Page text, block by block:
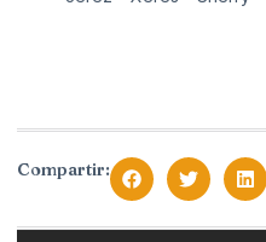
Compartir: